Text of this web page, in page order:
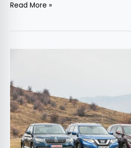
Read More »
Peugeot
5008,
Skoda
Kodiaq,
Nissan
X-